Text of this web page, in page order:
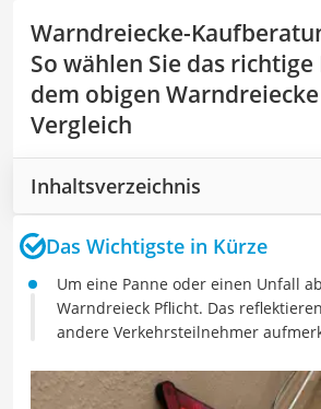
Warndreiecke-
So wählen Sie das
dem obigen
Vergleich
Inhaltsverzeichnis
Das Wichtigste in Kürze
Um eine Panne oder einen Unfall
Warndreieck Pflicht. Das
andere Verkehrsteilnehmer